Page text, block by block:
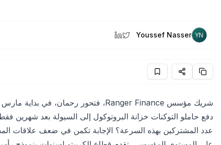
Youssef Nasser
شريك مؤسس Ranger Finance
عدد المشتركين بهذه السرعة؟ الإجابة تكمن في ضعف علاقات